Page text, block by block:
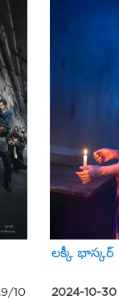
10
లక్కీ భాస్కర్‌
2024-10-30